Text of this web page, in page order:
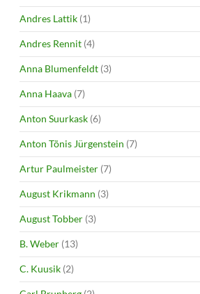
Andres Lattik (1)
Andres Rennit (4)
Anna Blumenfeldt (3)
Anna Haava (7)
Anton Suurkask (6)
Anton Tõnis Jürgenstein (7)
Artur Paulmeister (7)
August Krikmann (3)
August Tobber (3)
B. Weber (13)
C. Kuusik (2)